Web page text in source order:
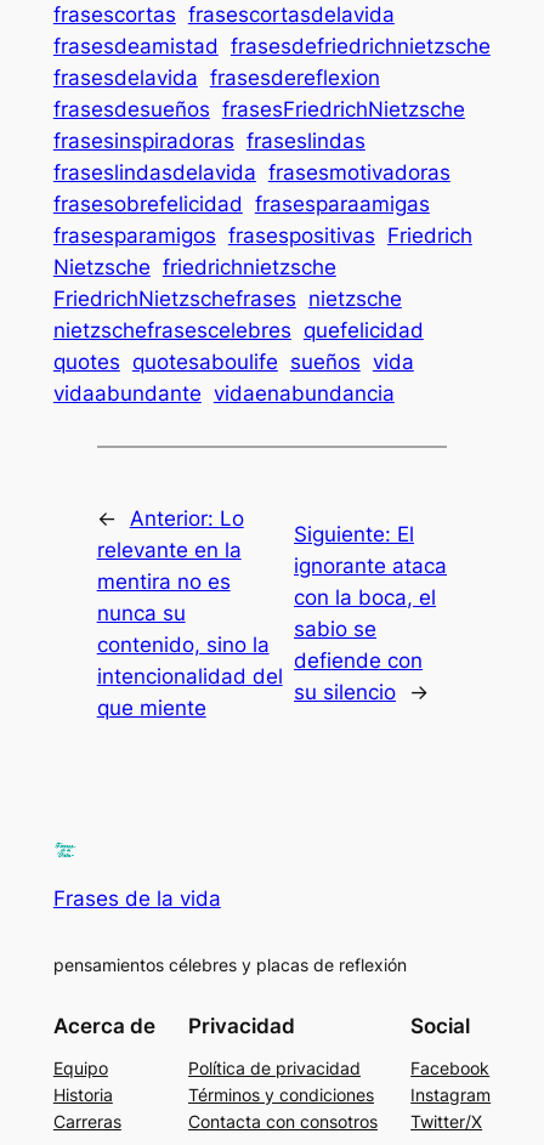
frasescortas frasescortasdelavida
frasesdeamistad frasesdefriedrichnietzsche
frasesdelavida frasesdereflexion
frasesdesueños frasesFriedrichNietzsche
frasesinspiradoras fraseslindas
fraseslindasdelavida frasesmotivadoras
frasesobrefelicidad frasesparaamigas
frasesparamigos frasespositivas Friedrich
Nietzsche friedrichnietzsche
FriedrichNietzschefrases nietzsche
nietzschefrasescelebres quefelicidad
quotes quotesaboulife sueños vida
vidaabundante vidaenabundancia
← Anterior: Lo
relevante en la
mentira no es
nunca su
contenido, sino la
intencionalidad del
que miente
Siguiente: El
ignorante ataca
con la boca, el
sabio se
defiende con
su silencio
→
Frases de la vida
pensamientos célebres y placas de reflexión
Acerca de
Equipo
Historia
Carreras
Privacidad
Política de privacidad
Términos y condiciones
Contacta con consotros
Social
Facebook
Instagram
Twitter/X